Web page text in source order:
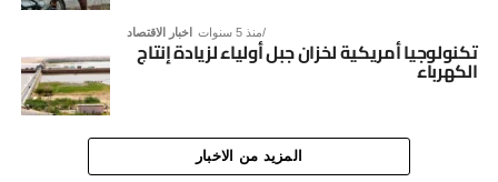
اخبار الاقتصاد منذ 5 سنوات
تكنولوجيا أمريكية لخزان جبل أولياء لزيادة إنتاج
الكهرباء
المزيد من الاخبار